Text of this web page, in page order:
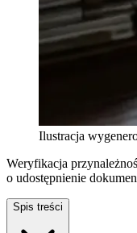
Ilustracja
Weryfikacja
o udostępnienie
Spis treści